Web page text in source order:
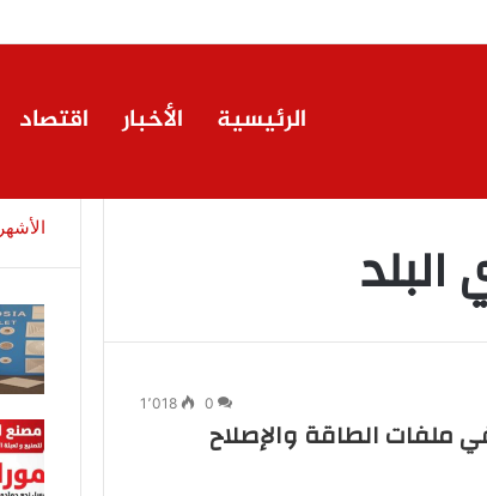
مع بلدينا.. قيمة مضافة تعزز نجاح المشروعات
الرئيسية الأخبار اقتصاد
0 1٬018
ملفات الطاقة والإصلاح
الأشهر